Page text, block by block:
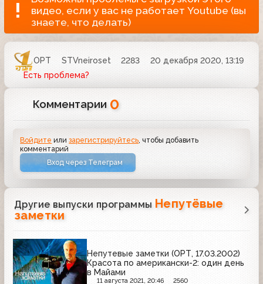
видео, если у вас не работает Youtube (вы
знаете, что делать)
ОРТ STVneiroset 2283
20 декабря 2020, 13:19
Есть проблема?
Комментарии 0
Войдите илизарегистрируйтесь , чтобы добавить
комментарий
Вход через Телеграм
Другие выпуски программы Непутёвые
заметки
Непутевые заметки (ОРТ, 17.03.2002)
Красота по американски-2: один день
в Майами
11 августа 2021, 20:46 2560